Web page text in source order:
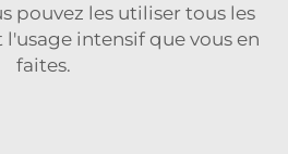
pouvez les utiliser tous les
intensif que vous en
faites.